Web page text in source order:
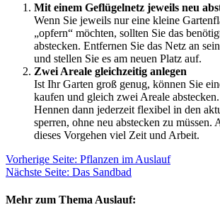
Mit einem Geflügelnetz jeweils neu
Wenn Sie jeweils nur eine kleine
„opfern“ möchten, sollten Sie das
abstecken. Entfernen Sie das Netz an
und stellen Sie es am neuen Platz auf.
Zwei Areale gleichzeitig anlegen
Ist Ihr Garten groß genug, können Sie
kaufen und gleich zwei Areale
Hennen dann jederzeit flexibel in den
sperren, ohne neu abstecken zu müssen.
dieses Vorgehen viel Zeit und Arbeit.
Vorherige Seite: Pflanzen im Auslauf
Nächste Seite: Das Sandbad
Mehr zum Thema Auslauf: